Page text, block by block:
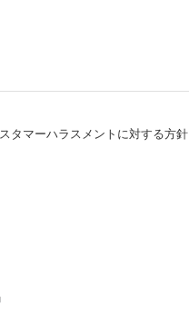
タマーハラスメントに対する方針